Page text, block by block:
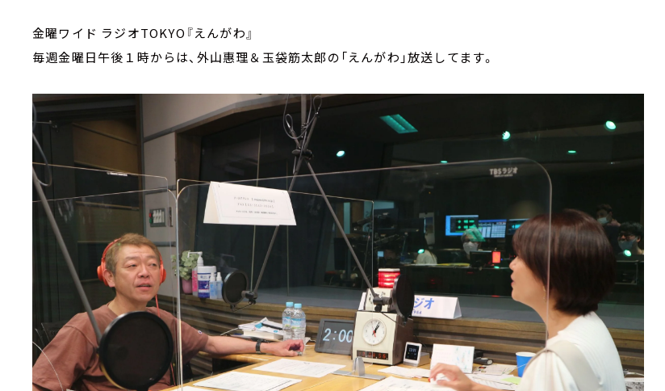
金曜ワイド ラジオTOKYO『えんがわ』
毎週金曜日午後１時からは、外山惠理＆玉袋筋太郎の「えんがわ」放送してます。